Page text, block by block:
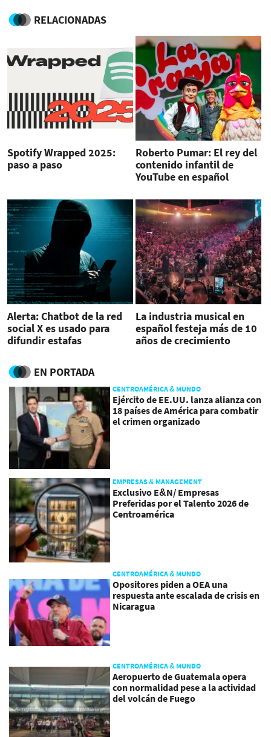
RELACIONADAS
Spotify Wrapped 2025:
paso a paso
Roberto Pumar: El rey del
contenido infantil de
YouTube en español
Alerta: Chatbot de la red
social X es usado para
difundir estafas
La industria musical en
español festeja más de 10
años de crecimiento
EN PORTADA
CENTROAMÉRICA & MUNDO
Ejército de EE.UU. lanza alianza con
18 países de América para combatir
el crimen organizado
EMPRESAS & MANAGEMENT
Exclusivo E&N/ Empresas
Preferidas por el Talento 2026 de
Centroamérica
CENTROAMÉRICA & MUNDO
Opositores piden a OEA una
respuesta ante escalada de crisis en
Nicaragua
CENTROAMÉRICA & MUNDO
Aeropuerto de Guatemala opera
con normalidad pese a la actividad
del volcán de Fuego